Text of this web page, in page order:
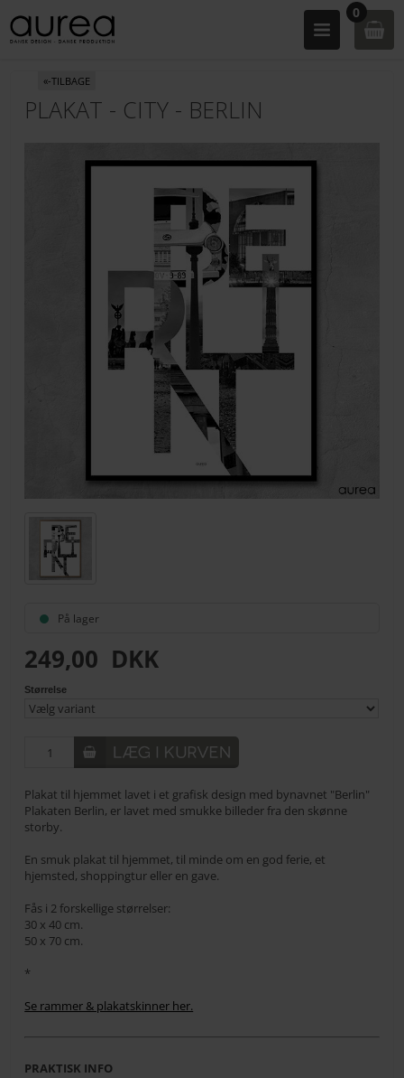
0
«-TILBAGE
PLAKAT - CITY - BERLIN
På lager
249,00 DKK
Størrelse
Plakat til hjemmet lavet i et grafisk design med bynavnet "Berlin"
Plakaten Berlin, er lavet med smukke billeder fra den skønne
storby.
En smuk plakat til hjemmet, til minde om en god ferie, et
hjemsted, shoppingtur eller en gave.
Fås i 2 forskellige størrelser:
30 x 40 cm.
50 x 70 cm.
*
Se rammer & plakatskinner her.
PRAKTISK INFO